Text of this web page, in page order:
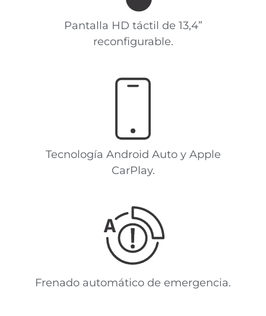
Pantalla HD táctil de 13,4”
reconfigurable.
Tecnología Android Auto y Apple
CarPlay.
Frenado automático de emergencia.